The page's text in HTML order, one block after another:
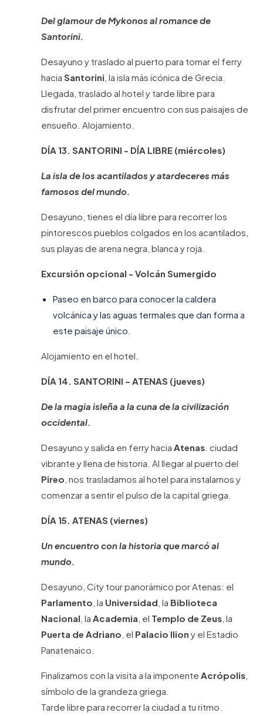
Del glamour de Mykonos al romance de
Santorini.
Desayuno y traslado al puerto para tomar el ferry
hacia Santorini , la isla más icónica de Grecia.
Llegada, traslado al hotel y tarde libre para
disfrutar del primer encuentro con sus paisajes de
ensueño. Alojamiento.
DÍA 13. SANTORINI - DÍA LIBRE (miércoles)
La isla de los acantilados y atardeceres más
famosos del mundo.
Desayuno, tienes el día libre para recorrer los
pintorescos pueblos colgados en los acantilados,
sus playas de arena negra, blanca y roja.
Excursión opcional - Volcán Sumergido
Paseo en barco para conocer la caldera
volcánica y las aguas termales que dan forma a
este paisaje único.
Alojamiento en el hotel.
DÍA 14. SANTORINI – ATENAS (jueves)
De la magia isleña a la cuna de la civilización
occidental.
Desayuno y salida en ferry hacia Atenas . ciudad
vibrante y llena de historia. Al llegar al puerto del
Pireo , nos trasladamos al hotel para instalarnos y
comenzar a sentir el pulso de la capital griega.
DÍA 15. ATENAS (viernes)
Un encuentro con la historia que marcó al
mundo.
Desayuno, City tour panorámico por Atenas: el
Parlamento , la Universidad , la Biblioteca
Nacional , la Academia , el Templo de Zeus , la
Puerta de Adriano , el Palacio Ilion y el Estadio
Panatenaico.
Finalizamos con la visita a la imponente Acrópolis
símbolo de la grandeza griega.
Tarde libre para recorrer la ciudad a tu ritmo.